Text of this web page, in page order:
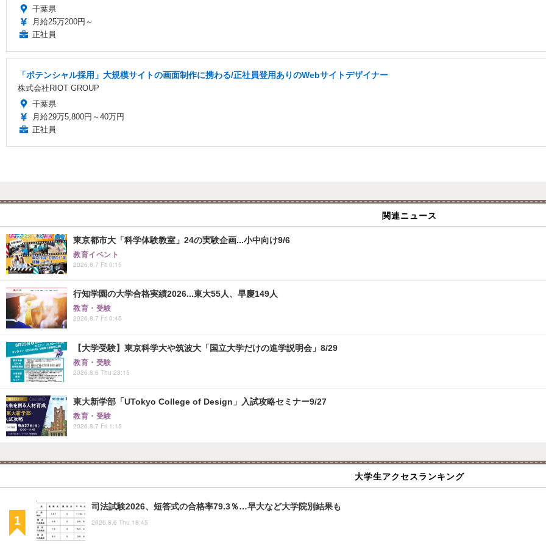
千葉県
月給25万200円～
正社員
「ポテンシャル採用」大規模サイトの画面制作に携わる/正社員登用ありのWebサイトデザイナー
株式会社RIOT GROUP
千葉県
月給29万5,800円～40万円
正社員
関連ニュース
東京都市大「科学体験教室」24の実験企画...小中向け9/6
教育イベント
2026.8.7 Fri 0:15
行知学園の大学合格実績2026...東大55人、早慶149人
教育・受験
2026.8.7 Fri 0:45
【大学受験】東京科学大や筑波大「国立大学だけの進学説明会」8/29
教育・受験
2026.8.6 Thu 23:15
東大新学部「UTokyo College of Design」入試攻略セミナー9/27
教育・受験
2026.8.7 Fri 1:15
大学生アクセスランキング
司法試験2026、短答式の合格率79.3％…早大など大学院別結果も
2026.8.6 Thu 18:45